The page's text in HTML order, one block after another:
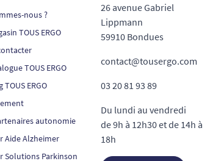
nous ?
TOUS ERGO
TOUS ERGO
TOUS ERGO
autonomie
Aide Alzheimer
Solutions Parkinson
26 avenue Gabriel
Lippmann
59910 Bondues
contact@tousergo.com
03 20 81 93 89
Du lundi au vendredi
de 9h à 12h30 et de 14h à
18h